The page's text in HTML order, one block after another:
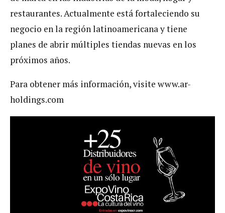
restaurantes. Actualmente está fortaleciendo su
negocio en la región latinoamericana y tiene
planes de abrir múltiples tiendas nuevas en los
próximos años.
Para obtener más información, visite www.ar-
holdings.com